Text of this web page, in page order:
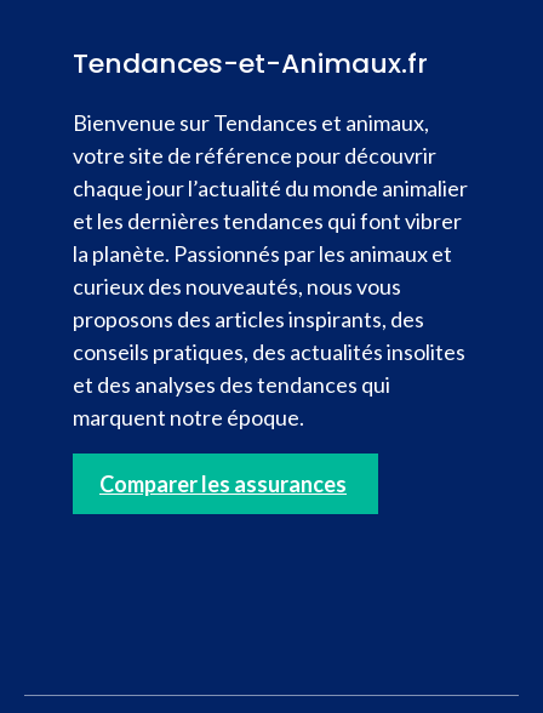
Tendances-et-Animaux.fr
Bienvenue sur Tendances et animaux,
votre site de référence pour découvrir
chaque jour l’actualité du monde animalier
et les dernières tendances qui font vibrer
la planète. Passionnés par les animaux et
curieux des nouveautés, nous vous
proposons des articles inspirants, des
conseils pratiques, des actualités insolites
et des analyses des tendances qui
marquent notre époque.
Comparer les assurances